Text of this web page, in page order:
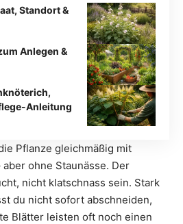
Standort &
Anlegen &
Anleitung
Pflanze gleichmäßig mit
ohne Staunässe. Der
nicht klatschnass sein. Stark
du nicht sofort abschneiden,
Blätter leisten oft noch einen